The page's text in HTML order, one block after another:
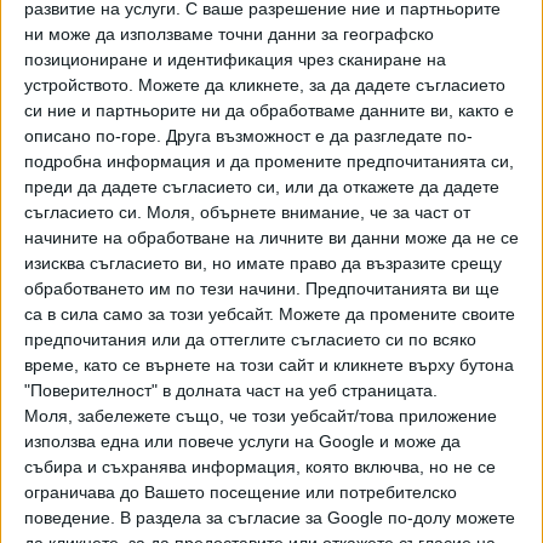
развитие на услуги. С ваше разрешение ние и партньорите
ни може да използваме точни данни за географско
позициониране и идентификация чрез сканиране на
устройството. Можете да кликнете, за да дадете съгласието
си ние и партньорите ни да обработваме данните ви, както е
описано по-горе. Друга възможност е да разгледате по-
подробна информация и да промените предпочитанията си,
преди да дадете съгласието си, или да откажете да дадете
съгласието си.
Моля, обърнете внимание, че за част от
начините на обработване на личните ви данни може да не се
изисква съгласието ви, но имате право да възразите срещу
обработването им по тези начини. Предпочитанията ви ще
са в сила само за този уебсайт. Можете да промените своите
предпочитания или да оттеглите съгласието си по всяко
време, като се върнете на този сайт и кликнете върху бутона
"Поверителност" в долната част на уеб страницата.
Моля, забележете също, че този уебсайт/това приложение
използва една или повече услуги на Google и може да
събира и съхранява информация, която включва, но не се
ограничава до Вашето посещение или потребителско
поведение. В раздела за съгласие за Google по-долу можете
реактор с ''Ролс-Ройс'', за да създадем пионерски нови
източници на енергия за лунната база", заяви министърът
на науката Джордж Фрийман
Министърът също така похвали партньорствата между
британската индустрия и публичния сектор, които
спомагат за създаването на работни места в британския
сектор на космическите технологии на стойност 16
млрд. паунда и помагат да се гарантира мястото на
Обединеното кралство като водеща сила в науката.
''Ролс-Ройс'' планира да има готов реактор, който да
изпрати на Луната до 2029 г. Компанията ще работи
заедно със сътрудници, сред които са университетите в
Оксфорд, Бангор, Брайтън и Центъра за
усъвършенствани производствени изследвания и
Центъра за ядрени изследвания на университета в
Шефилд.